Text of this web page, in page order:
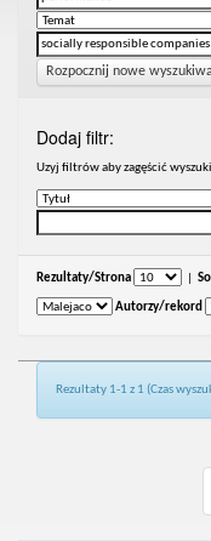
Rozpocznij nowe
Dodaj filtr:
Uzyj filtrów aby zagęścić
Rezultaty/Strona
Autorzy/rekord
Rezultaty 1-1 z 1 (Czas